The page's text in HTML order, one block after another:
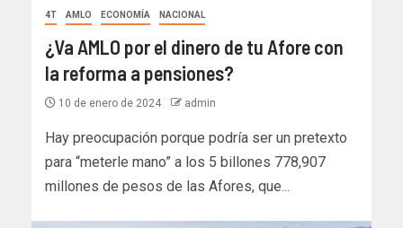
4T AMLO ECONOMÍA NACIONAL
¿Va AMLO por el dinero de tu Afore con
la reforma a pensiones?
10 de enero de 2024 admin
Hay preocupación porque podría ser un pretexto
para “meterle mano” a los 5 billones 778,907
millones de pesos de las Afores, que...